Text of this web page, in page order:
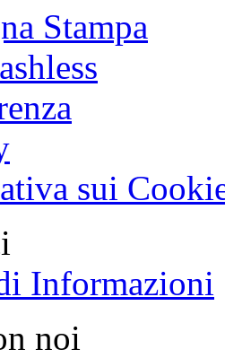
Stampa
sui
Informazioni
noi